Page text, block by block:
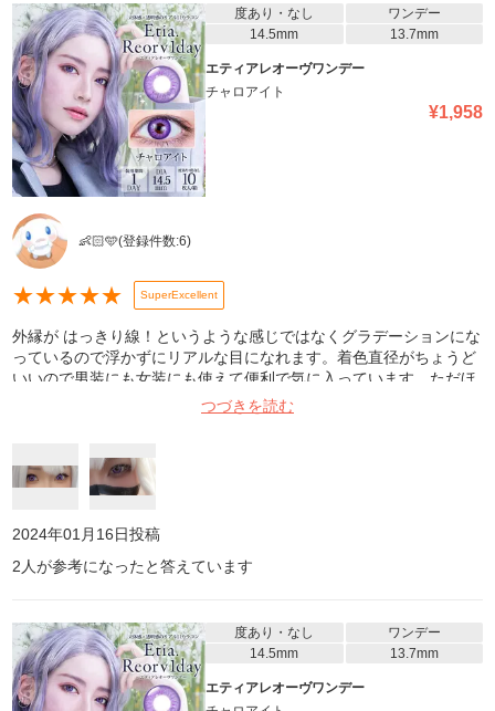
度あり・なし
ワンデー
14.5mm
13.7mm
エティアレオーヴワンデー
チャロアイト
¥1,958
👶🏻🩵(登録件数:6)
★★★★★ SuperExcellent
外縁が はっきり線！というような感じではなくグラデーションにな
っているので浮かずにリアルな目になれます。着色直径がちょうど
いいので男装にも女装にも使えて便利で気に入っています。ただほ
かのカラコンに比べて若干瞳孔が小さく見えて、キツめな印象にな
るので使うキャラには注意した方がいいかもしれません。
つづきを読む
2024年01月16日投稿
2 人が参考になったと答えています
度あり・なし
ワンデー
14.5mm
13.7mm
エティアレオーヴワンデー